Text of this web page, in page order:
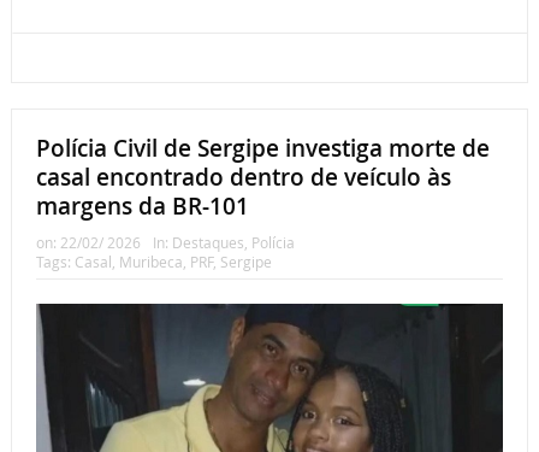
Polícia Civil de Sergipe investiga morte de
casal encontrado dentro de veículo às
margens da BR-101
on: 22/02/ 2026 In: Destaques Polícia
Tags: Casal Muribeca PRF, Sergipe